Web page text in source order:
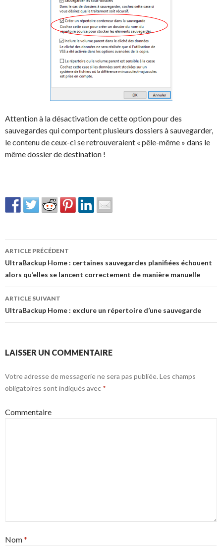
Attention à la désactivation de cette option pour des
sauvegardes qui comportent plusieurs dossiers à sauvegarder,
le contenu de ceux-ci se retrouveraient « pêle-même » dans le
même dossier de destination !
Navigation
des
articles
ARTICLE PRÉCÉDENT
UltraBackup Home : certaines sauvegardes planifiées échouent
alors qu’elles se lancent correctement de manière manuelle
ARTICLE SUIVANT
UltraBackup Home : exclure un répertoire d’une sauvegarde
LAISSER UN COMMENTAIRE
Votre adresse de messagerie ne sera pas publiée. Les champs
obligatoires sont indiqués avec *
Commentaire
Nom*